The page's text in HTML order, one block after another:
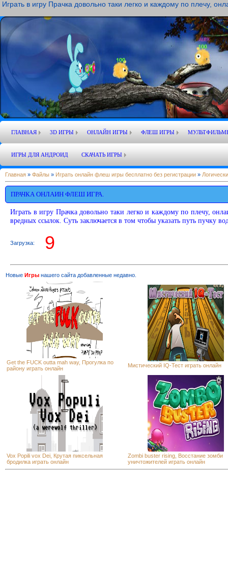
Играть в игру Прачка довольно таки легко и каждому по плечу,
ГЛАВНАЯ 3D ИГРЫ ОНЛАЙН ИГРЫ ФЛЕШ ИГРЫ
ИГРЫ ДЛЯ АНДРОИД СКАЧАТЬ ИГРЫ
Главная » Файлы » Играть онлайн флеш игры бесплатно без регистрации »
ПРАЧКА ОНЛАИН ФЛЕШ ИГРА.
Играть в игру Прачка довольно таки легко и каждому по плечу,
вредных ссылок. Суть заключается в том чтобы указать путь пучку
Загрузка: 8
Новые Игры нашего сайта добавленные недавно.
Get the FUCK outta mah way, Прогулка по
району играть онлайн
Мистический IQ-Тест играть онлайн
Vox Popili vox Dei, Крутая пиксельная
бродилка играть онлайн
Zombi buster rising, Восстание зомби
уничтожителей играть онлайн